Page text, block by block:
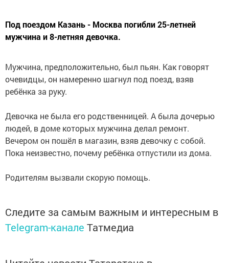
Под поездом Казань - Москва погибли 25-летней
мужчина и 8-летняя девочка.
Мужчина, предположительно, был пьян. Как говорят
очевидцы, он намеренно шагнул под поезд, взяв
ребёнка за руку.
Девочка не была его родственницей. А была дочерью
людей, в доме которых мужчина делал ремонт.
Вечером он пошёл в магазин, взяв девочку с собой.
Пока неизвестно, почему ребёнка отпустили из дома.
Родителям вызвали скорую помощь.
Следите за самым важным и интересным в
Telegram-канале Татмедиа